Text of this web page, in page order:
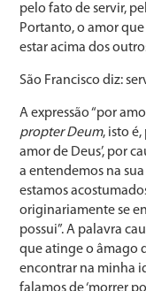
pelo fato de servir,
Portanto, o amor
estar acima dos
São Francisco diz:
A expressão “por
propter Deum, isto é,
amor de Deus’, por
a entendemos na
estamos
originariamente se
possui”. A palavra
que atinge o âmago
encontrar na minha
falamos de ‘morrer